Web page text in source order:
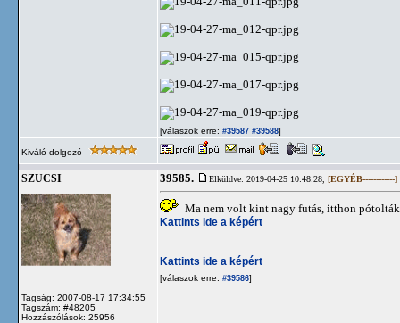
[válaszok erre: #39587 #39588]
Kiváló dolgozó
SZUCSI
Tagság: 2007-08-17 17:34:55
Tagszám: #48205
Hozzászólások: 25956
39585. Elküldve: 2019-04-25 10:48:28, [EGYÉB------------]
Ma nem volt kint nagy futás, itthon
Kattints ide a képért
Kattints ide a képért
[válaszok erre: #39586]